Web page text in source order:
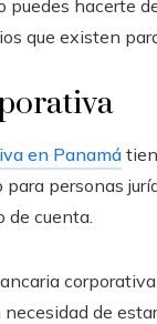
hacerte
que existen
en Panamá
personas
de cuenta.
de